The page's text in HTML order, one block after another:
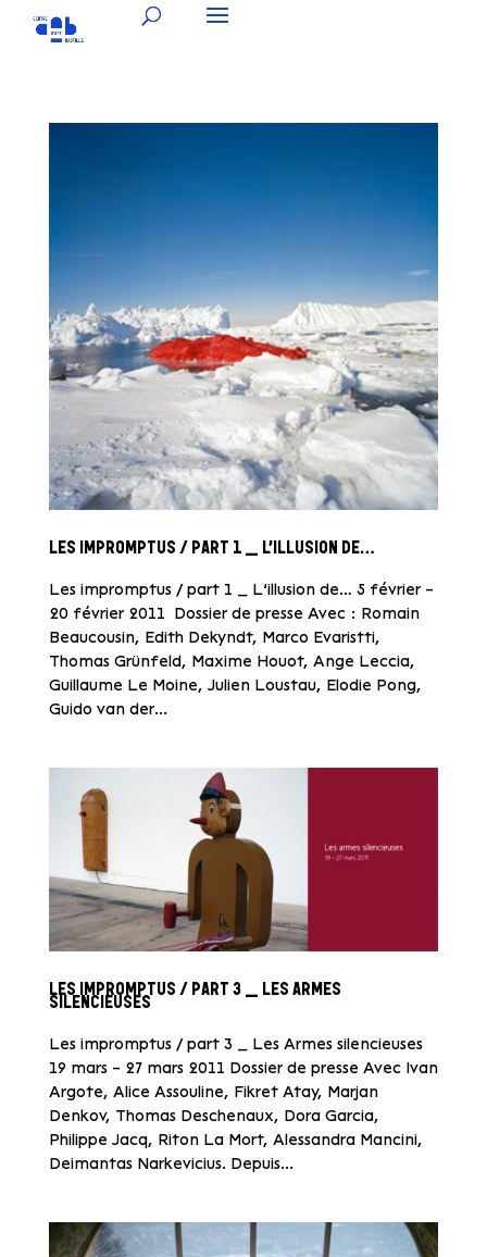
LES IMPROMPTUS / PART 1 _ L’ILLUSION DE…
Les impromptus / part 1 _ L’illusion de… 5 février –
20 février 2011 Dossier de presse Avec : Romain
Beaucousin, Edith Dekyndt, Marco Evaristti,
Thomas Grünfeld, Maxime Houot, Ange Leccia,
Guillaume Le Moine, Julien Loustau, Elodie Pong,
Guido van der...
LES IMPROMPTUS / PART 3 _ LES ARMES
SILENCIEUSES
Les impromptus / part 3 _ Les Armes silencieuses
19 mars – 27 mars 2011 Dossier de presse Avec Ivan
Argote, Alice Assouline, Fikret Atay, Marjan
Denkov, Thomas Deschenaux, Dora Garcia,
Philippe Jacq, Riton La Mort, Alessandra Mancini,
Deimantas Narkevicius. Depuis...